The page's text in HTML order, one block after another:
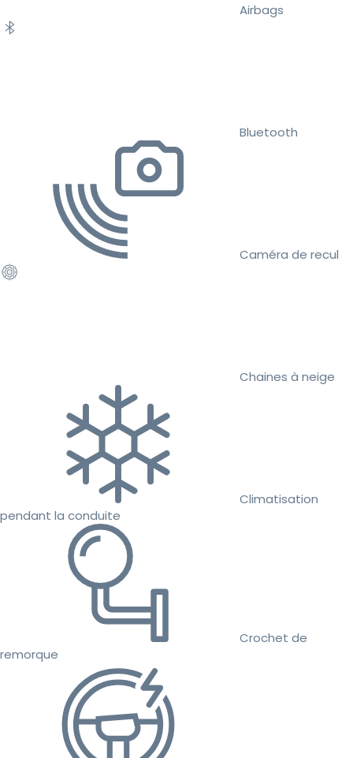
Airbags
Bluetooth
Caméra de recul
Chaines à neige
Climatisation
pendant la conduite
Crochet de
remorque